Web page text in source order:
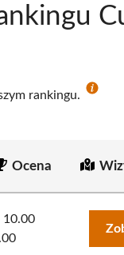
rankingu.
Ocena
10.00